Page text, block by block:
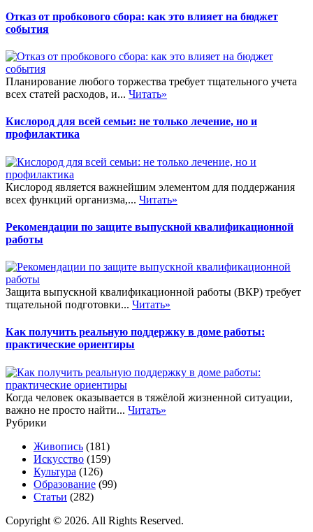
Отказ от пробкового сбора: как это влияет на бюджет
события
Планирование любого торжества требует тщательного учета
всех статей расходов, и... Читать»
Кислород для всей семьи: не только лечение, но и
профилактика
Кислород является важнейшим элементом для поддержания
всех функций организма,... Читать»
Рекомендации по защите выпускной квалификационной
работы
Защита выпускной квалификационной работы (ВКР) требует
тщательной подготовки... Читать»
Как получить реальную поддержку в доме работы:
практические ориентиры
Когда человек оказывается в тяжёлой жизненной ситуации,
важно не просто найти... Читать»
Рубрики
Живопись (181)
Искусство (159)
Культура (126)
Образование (99)
Статьи (282)
Copyright © 2026. All Rights Reserved.